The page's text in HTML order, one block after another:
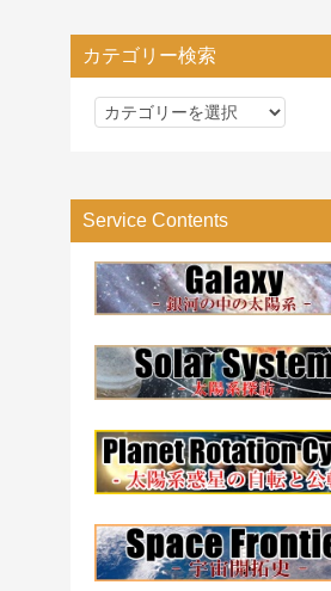
カテゴリー検索
カ
リ
ー
検
索
Service Contents